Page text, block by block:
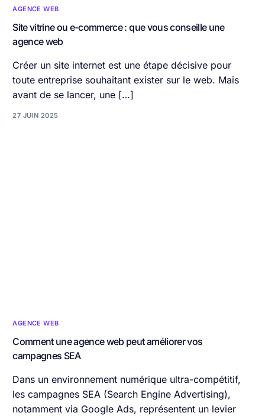
AGENCE WEB
Site vitrine ou e-commerce : que vous conseille une
agence web
Créer un site internet est une étape décisive pour
toute entreprise souhaitant exister sur le web. Mais
avant de se lancer, une […]
27 JUIN 2025
AGENCE WEB
Comment une agence web peut améliorer vos
campagnes SEA
Dans un environnement numérique ultra-compétitif,
les campagnes SEA (Search Engine Advertising),
notamment via Google Ads, représentent un levier